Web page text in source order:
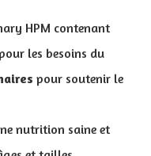
HPM contenant
les besoins du
pour soutenir le
nutrition saine et